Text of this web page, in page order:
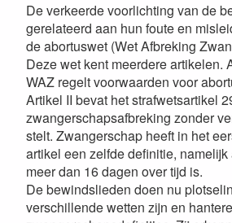
De verkeerde voorlichting van de
gerelateerd aan hun foute en
de abortuswet (Wet Afbreking
Deze wet kent meerdere artikelen.
WAZ regelt voorwaarden voor
Artikel II bevat het strafwetsartikel
zwangerschapsafbreking zonder
stelt. Zwangerschap heeft in het
artikel een zelfde definitie,
meer dan 16 dagen over tijd is.
De bewindslieden doen nu
verschillende wetten zijn en